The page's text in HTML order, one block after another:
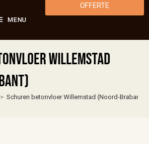
MENU
OFFERTE
Willemstad
> Schuren betonvloer Willemstad (Noord-Brabant)